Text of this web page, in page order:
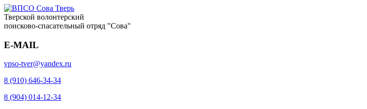
Тверской волонтерский
поисково-спасательный отряд "Сова"
E-MAIL
vpso-tver@yandex.ru
8 (910) 646-34-34
8 (904) 014-12-34